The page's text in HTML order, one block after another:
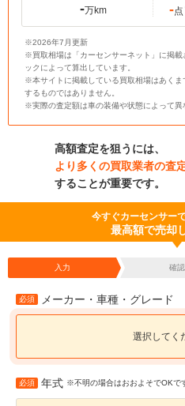
-万km -点
※2026年7月更新
※買取相場は「カーセンサーネット」に掲
ックによって算出しています。
※本サイトに掲載している買取相場はあく
するものではありません。
※実際の査定額は車の装備や状態によって異
高額査定を狙うには、
より多くの買取業者の査
することが重要です。
今すぐカーセンサー
最高額で売却
入力 確認
必須 メーカー・車種・グレード
選択してく
必須 年式 ※不明の場合はおおよそでOKで